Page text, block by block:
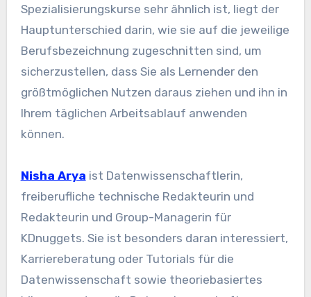
Spezialisierungskurse sehr ähnlich ist, liegt der
Hauptunterschied darin, wie sie auf die jeweilige
Berufsbezeichnung zugeschnitten sind, um
sicherzustellen, dass Sie als Lernender den
größtmöglichen Nutzen daraus ziehen und ihn in
Ihrem täglichen Arbeitsablauf anwenden
können.
Nisha Arya ist Datenwissenschaftlerin,
freiberufliche technische Redakteurin und
Redakteurin und Group-Managerin für
KDnuggets. Sie ist besonders daran interessiert,
Karriereberatung oder Tutorials für die
Datenwissenschaft sowie theoriebasiertes